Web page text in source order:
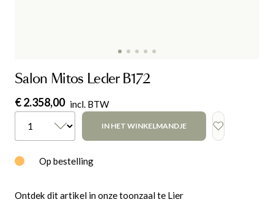
Salon Mitos Leder B172
€ 2.358,00 incl. BTW
IN HET WINKELMANDJE
Op bestelling
Ontdek dit artikel in onze toonzaal te Lier